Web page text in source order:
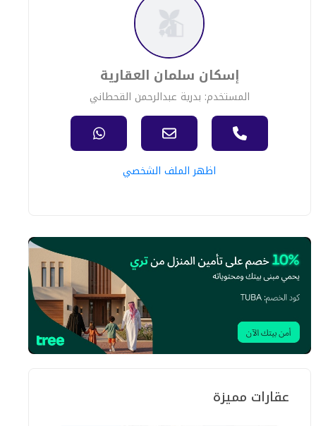
إسكان سلمان العقارية
المستخدم: بدرية عبدالرحمن القحطاني
اظهر الملف الشخصي
عقارات مميزة